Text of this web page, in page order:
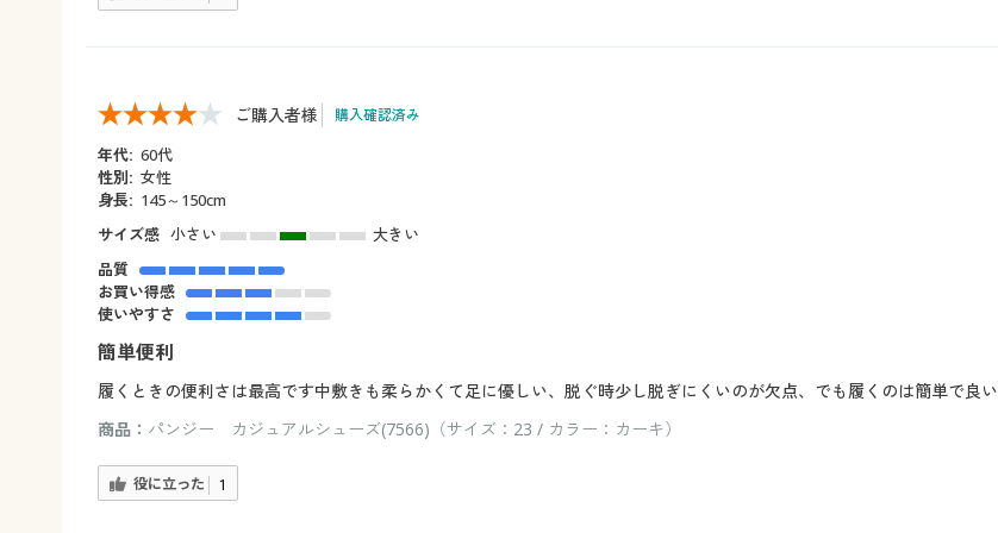
ご購入者様 購入確認済み
年代: 60代
性別: 女性
身長: 145～150cm
サイズ感 小さい
大きい
品質
お買い得感
使いやすさ
簡単便利
履くときの便利さは最高です中敷きも柔らかくて足に優しい、脱ぐ時少し脱ぎにくいのが欠点、でも履くのは簡単で良い
商品： パンジー カジュアルシューズ(7566)（サイズ：23 / カラー：カーキ）
役に立った 1